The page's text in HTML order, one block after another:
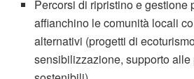
Percorsi di ripristino e gestione
affianchino le comunità locali
alternativi (progetti di
sensibilizzazione, supporto